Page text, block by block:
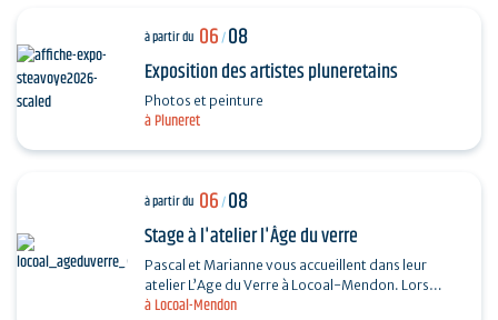
à Pluneret
à partir du 06/08
Exposition des artistes pluneretains
Photos et peinture
à Locoal-Mendon
à partir du 06/08
Stage à l'atelier l'Âge du verre
Pascal et Marianne vous accueillent dans leur
atelier L’Age du Verre à Locoal-Mendon. Lors
d’une séance de 3 heures, vous fabriquerez des